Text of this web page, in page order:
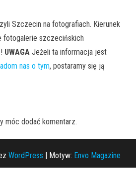
Szczecin na fotografiach. Kierunek
fotogalerie szczecińskich
UWAGA Jeżeli ta informacja jest
nas o tym, postaramy się ją
móc dodać komentarz.
WordPress Motyw: Envo Magazine